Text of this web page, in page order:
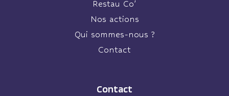
Restau Co’
Nos actions
Qui sommes-nous ?
Contact
Contact